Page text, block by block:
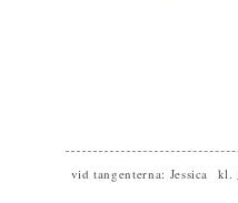
vid tangenterna: Jessica kl.